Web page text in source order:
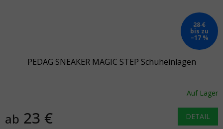
28 €
bis zu
–17 %
PEDAG SNEAKER MAGIC STEP Schuheinlagen
Auf Lager
ab 23 € DETAIL